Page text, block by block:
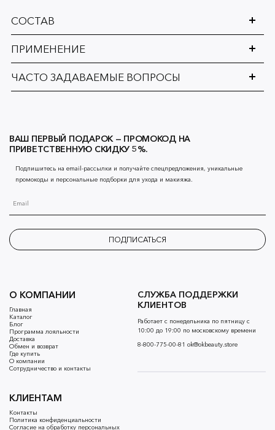
СОСТАВ
ПРИМЕНЕНИЕ
ЧАСТО ЗАДАВАЕМЫЕ ВОПРОСЫ
О КОМПАНИИ
Главная
Каталог
Блог
Программа лояльности
Доставка
Обмен и возврат
Где купить
О компании
Сотрудничество и контакты
КЛИЕНТАМ
Контакты
Политика конфиденциальности
Согласие на обработку персональных
СЛУЖБА ПОДДЕРЖКИ
КЛИЕНТОВ
Работает с понедельника по пятницу с
10:00 до 19:00 по московскому времени
8-800-775-00-81 ok@okbeauty.store
ВАШ ПЕРВЫЙ ПОДАРОК — ПРОМОКОД НА
ПРИВЕТСТВЕННУЮ СКИДКУ 5%.
Подпишитесь на email-рассылки и получайте спецпредложения, уникальные
промокоды и персональные подборки для ухода и макияжа.
ПОДПИСАТЬСЯ